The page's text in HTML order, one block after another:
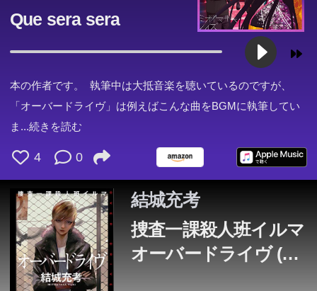
Que sera sera
本の作者です。 執筆中は大抵音楽を聴いているのですが、
「オーバードライヴ」は例えばこんな曲をBGMに執筆してい
ま ...続きを読む
4 0
結城充考
捜査一課殺人班イルマ
オーバードライヴ (祥